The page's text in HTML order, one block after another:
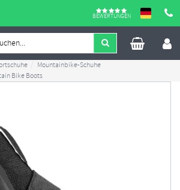
BEWERTUNGEN
Mountainbike-Schuhe
Bike Boots